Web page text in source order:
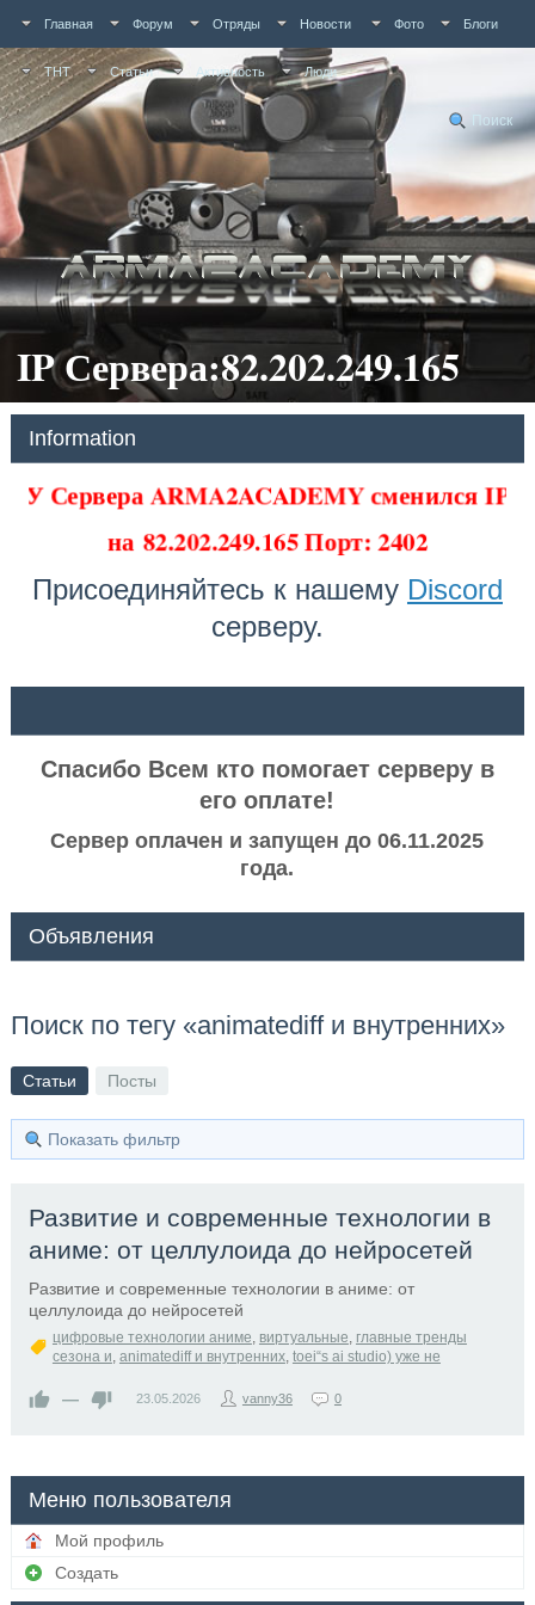
Главная Форум Отряды Новости Фото Блоги
ТНТ Статьи Активность Люди
Поиск
IP Сервера:82.202.249.165
Information
У Сервера ARMA2ACADEMY сменился IP
на82.202.249.165 Порт: 2402
Присоединяйтесь к нашему Discord
серверу.
Спасибо Всем кто помогает серверу в
его оплате!
Сервер оплачен и запущен до 06.11.2025
года.
Объявления
Поиск по тегу «animatediff и внутренних»
Статьи Посты
Показать фильтр
Развитие и современные технологии в
аниме: от целлулоида до нейросетей
Развитие и современные технологии в аниме: от
целлулоида до нейросетей
цифровые технологии аниме, виртуальные, главные тренды
сезона и, animatediff и внутренних, toei“s ai studio) уже не
— 23.05.2026 vanny36 0
Меню пользователя
Мой профиль
Создать